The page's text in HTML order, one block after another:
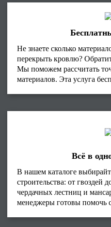
Не знаете сколько
перекрыть кровлю?
Мы поможем рассчитать
материалов. Эта услуга
Всё в
В нашем каталоге
строительства: от гвоздей
чердачных лестниц и
менеджеры готовы помочь